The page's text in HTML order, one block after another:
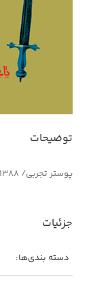
توضیحات
پوستر تجربی/ ۱۳۸۸
جزئیات
دسته بندی‌ها: